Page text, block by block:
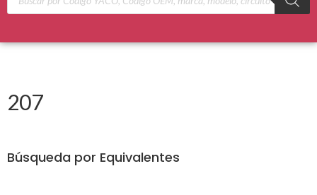
207
Búsqueda por Equivalentes